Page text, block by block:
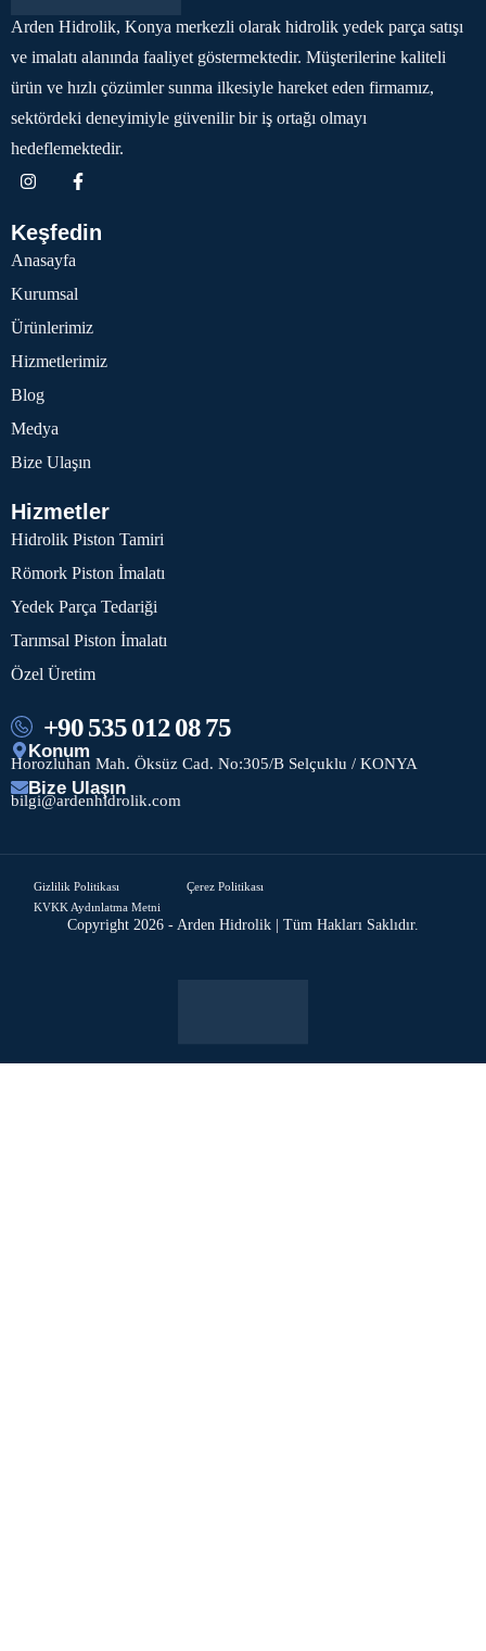
Arden Hidrolik, Konya merkezli olarak hidrolik yedek parça satışı
ve imalatı alanında faaliyet göstermektedir. Müşterilerine kaliteli
ürün ve hızlı çözümler sunma ilkesiyle hareket eden firmamız,
sektördeki deneyimiyle güvenilir bir iş ortağı olmayı
hedeflemektedir.
Keşfedin
Anasayfa
Kurumsal
Ürünlerimiz
Hizmetlerimiz
Blog
Medya
Bize Ulaşın
Hizmetler
Hidrolik Piston Tamiri
Römork Piston İmalatı
Yedek Parça Tedariği
Tarımsal Piston İmalatı
Özel Üretim
+90 535 012 08 75
Konum
Horozluhan Mah. Öksüz Cad. No:305/B Selçuklu / KONYA
Bize Ulaşın
bilgi@ardenhidrolik.com
Copyright 2026 - Arden Hidrolik | Tüm Hakları Saklıdır.
Gizlilik Politikası
Çerez Politikası
KVKK Aydınlatma Metni